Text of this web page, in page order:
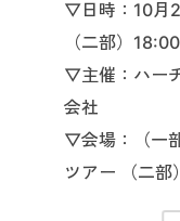
▽日時：10月
（二部）
▽主催：ハー
会社
▽会場：（一
ツアー （二